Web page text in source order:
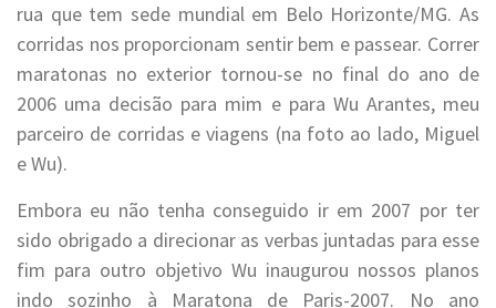
rua que tem sede mundial em Belo Horizonte/MG. As
corridas nos proporcionam sentir bem e passear. Correr
maratonas no exterior tornou-se no final do ano de
2006 uma decisão para mim e para Wu Arantes, meu
parceiro de corridas e viagens (na foto ao lado, Miguel
e Wu).
Embora eu não tenha conseguido ir em 2007 por ter
sido obrigado a direcionar as verbas juntadas para esse
fim para outro objetivo Wu inaugurou nossos planos
indo sozinho à Maratona de Paris-2007. No ano